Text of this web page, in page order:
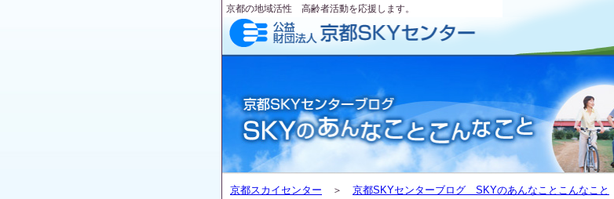
京都の地域活性 高齢者活動を応援します。
京都スカイセンター ＞ 京都SKYセンターブログ SKYのあんなことこんなこと